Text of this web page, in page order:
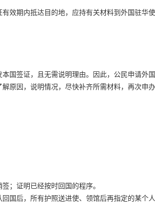
效期内抵达目的地，应持有关材料到外国驻华
国签证，且无需说明理由。因此，公民申请外
原因，说明情况，尽快补齐所需材料，再次申办
；证明已经按时回国的程序。
国后，所有护照送进使、领馆后再指定的某个人